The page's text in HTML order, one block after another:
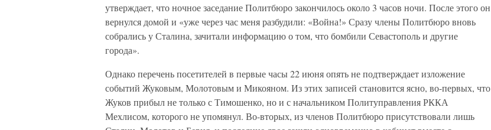
утверждает, что ночное заседание Политбюро закончилось около 3 часов ночи. После этого он
вернулся домой и «уже через час меня разбудили: «Война!» Сразу члены Политбюро вновь
собрались у Сталина, зачитали информацию о том, что бомбили Севастополь и другие
города».
Однако перечень посетителей в первые часы 22 июня опять не подтверждает изложение
событий Жуковым, Молотовым и Микояном. Из этих записей становится ясно, во-первых, что
Жуков прибыл не только с Тимошенко, но и с начальником Политуправления РККА
Мехлисом, которого не упомянул. Во-вторых, из членов Политбюро присутствовали лишь